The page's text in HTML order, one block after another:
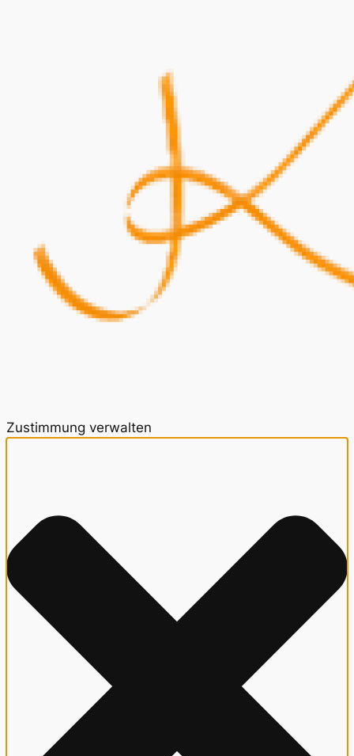
Zustimmung verwalten